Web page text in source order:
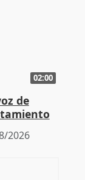
02:00
de
2026